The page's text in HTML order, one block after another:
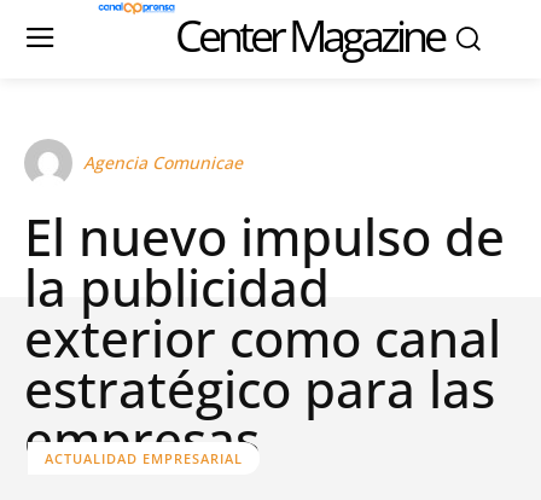
Center Magazine
Agencia Comunicae
El nuevo impulso de
la publicidad
exterior como canal
estratégico para las
empresas
ACTUALIDAD EMPRESARIAL